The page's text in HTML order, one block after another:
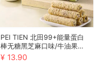
PEI TIEN 北田99+能量蛋白
棒无糖黑芝麻口味/牛油果口
味 120g/袋
¥ 13.90